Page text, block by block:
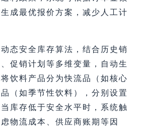
成最优报价方案，减少人工计
态安全库存算法，结合历史销
促销计划等多维变量，自动生
饮料产品分为快流品（如核心
（如季节性饮料），分别设置
库存低于安全水平时，系统触
物流成本、供应商账期等因